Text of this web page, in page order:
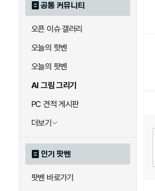
공통 커뮤니티
오픈 이슈 갤러리
오늘의 핫벤
오늘의 팟벤
AI 그림 그리기
PC 견적 게시판
더보기
인기 팟벤
팟벤 바로가기